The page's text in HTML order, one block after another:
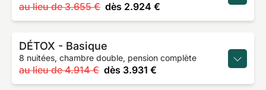
au lieu de 3.655 € dès 2.924 €
DÉTOX - Basique
8 nuitées, chambre double, pension complète
au lieu de 4.914 € dès 3.931 €